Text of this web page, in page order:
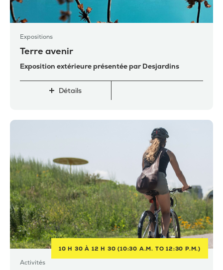
Expositions
Terre avenir
Exposition extérieure présentée par Desjardins
Détails
10 H 30 À 12 H 30 (10:30 A.M. TO 12:30 P.M.)
Activités